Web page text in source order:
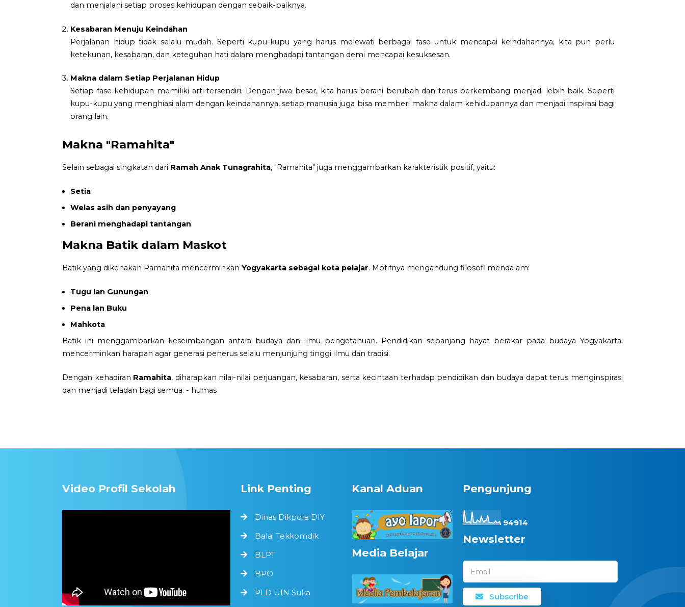
dan menjalani setiap proses kehidupan dengan sebaik-baiknya.
Kesabaran Menuju Keindahan
Perjalanan hidup tidak selalu mudah. Seperti kupu-kupu yang harus melewati berbagai fase untuk mencapai keindahannya, kita pun perlu
ketekunan, kesabaran, dan keteguhan hati dalam menghadapi tantangan demi mencapai kesuksesan.
Makna dalam Setiap Perjalanan Hidup
Setiap fase kehidupan memiliki arti tersendiri. Dengan jiwa besar, kita harus berani berubah dan terus berkembang menjadi lebih baik. Seperti
kupu-kupu yang menghiasi alam dengan keindahannya, setiap manusia juga bisa memberi makna dalam kehidupannya dan menjadi inspirasi bagi
orang lain.
Makna "Ramahita"
Selain sebagai singkatan dari Ramah Anak Tunagrahita, "Ramahita" juga menggambarkan karakteristik positif, yaitu:
Setia
Welas asih dan penyayang
Berani menghadapi tantangan
Makna Batik dalam Maskot
Batik yang dikenakan Ramahita mencerminkan Yogyakarta sebagai kota pelajar. Motifnya mengandung filosofi mendalam:
Tugu lan Gunungan
Pena lan Buku
Mahkota
Batik ini menggambarkan keseimbangan antara budaya dan ilmu pengetahuan. Pendidikan sepanjang hayat berakar pada budaya Yogyakarta,
mencerminkan harapan agar generasi penerus selalu menjunjung tinggi ilmu dan tradisi.
Dengan kehadiran Ramahita, diharapkan nilai-nilai perjuangan, kesabaran, serta kecintaan terhadap pendidikan dan budaya dapat terus menginspirasi
dan menjadi teladan bagi semua. - humas
Video Profil Sekolah Link Penting
Dinas Dikpora DIY
Balai Tekkomdik
BLPT
BPO
PLD UIN Suka
Kanal Aduan
Media Belajar
Pengunjung
94914
Newsletter
Email
Subscribe